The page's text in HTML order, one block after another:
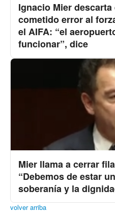
Ignacio Mier descarta
cometido error al
el AIFA: “el
funcionar”, dice
Mier llama a cerrar
“Debemos de estar
soberanía y la
volver arriba